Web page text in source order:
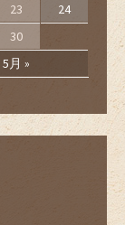
5月 »
23
24
30